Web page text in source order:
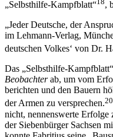
„Selbsthilfe-Kampfblatt“
,
„Jeder Deutsche, der
im Lehmann-Verlag,
deutschen Volkes‘ von Dr.
Das „Selbsthilfe-
Beobachterab, um vom
berichten und den Bauern
der Armen zu versprechen.20
nicht, nennenswerte
der Siebenbürger Sachsen